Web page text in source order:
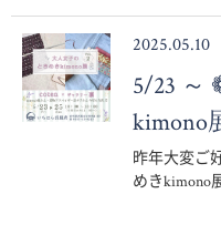
2025.05.10
5/23 ～
kimono
昨年大変ご
めきkimono